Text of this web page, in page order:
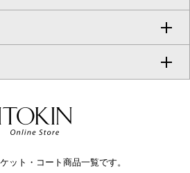
ソール
ー
ト
ース
・スーツ
スヌード
ース
ュ
ー
ット・コート商品一覧です。